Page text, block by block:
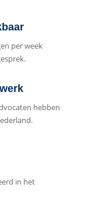
per week
hebben
in het